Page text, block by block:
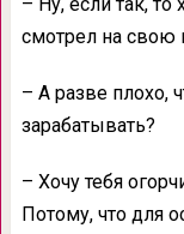
смотрел на свою
– А разве плохо,
зарабатывать?
– Хочу тебя
Потому, что для